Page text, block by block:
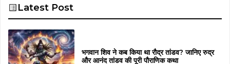
Latest Post
भगवान शिव ने कब किया था रौद्र तांडव? जानिए रुद्र
और आनंद तांडव की पूरी पौराणिक कथा